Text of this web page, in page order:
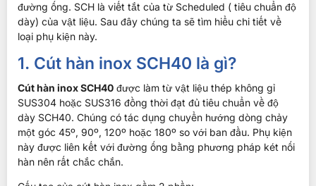
đường ống. SCH là viết tắt của từ Scheduled ( tiêu chuẩn độ
dày) của vật liệu. Sau đây chúng ta sẽ tìm hiểu chi tiết về
loại phụ kiện này.
1. Cút hàn inox SCH40 là gì?
Cút hàn inox SCH40 được làm từ vật liệu thép không gỉ
SUS304 hoặc SUS316 đồng thời đạt đủ tiêu chuẩn về độ
dày SCH40. Chúng có tác dụng chuyển hướng dòng chảy
một góc 45º, 90º, 120º hoặc 180º so với ban đầu. Phụ kiện
này được liên kết với đường ống bằng phương pháp két nối
hàn nên rất chắc chắn.